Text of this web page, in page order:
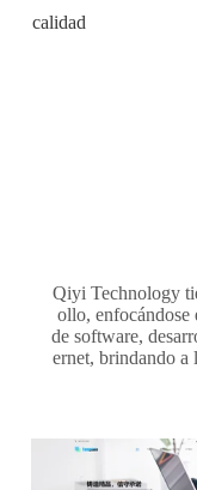
calidad
Qiyi Technology
ollo, enfocándose
de software,
ernet, brindando a